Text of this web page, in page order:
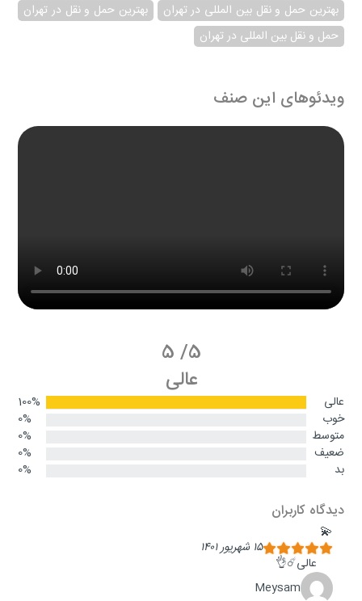
بهترین حمل و نقل بین المللی در تهران
بهترین حمل و نقل در تهران
حمل و نقل بین المللی در تهران
ویدئوهای این صنف
5
/
5
عالی
عالی
100%
خوب
0%
متوسط
0%
ضعیف
0%
بد
0%
دیدگاه کاربران
💫
۱۵ شهریور ۱۴۰۱
عالی☄️👌
Meysam